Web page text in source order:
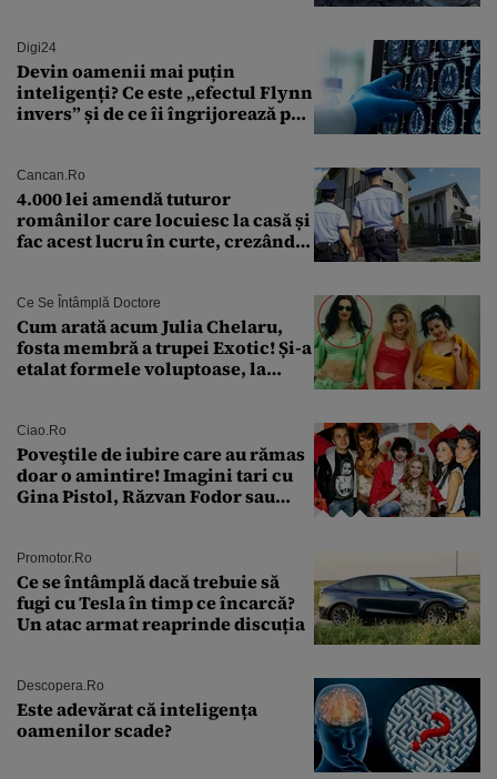
Digi24
Devin oamenii mai puțin
inteligenți? Ce este „efectul Flynn
invers” și de ce îi îngrijorează pe
Cancan.ro
4.000 lei amendă tuturor
românilor care locuiesc la casă și
fac acest lucru în curte, crezând
Ce Se Întâmplă Doctore
Cum arată acum Julia Chelaru,
fosta membră a trupei Exotic! Și-a
etalat formele voluptoase, la
Ciao.ro
Poveştile de iubire care au rămas
doar o amintire! Imagini tari cu
Gina Pistol, Răzvan Fodor sau
Promotor.ro
Ce se întâmplă dacă trebuie să
fugi cu Tesla în timp ce încarcă?
Un atac armat reaprinde discuția
Descopera.ro
Este adevărat că inteligența
oamenilor scade?